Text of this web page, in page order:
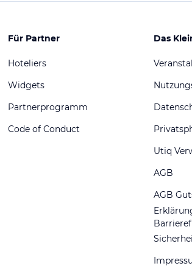
Für Partner
Hoteliers
Widgets
Partnerprogramm
Code of Conduct
Das
Utiq
AGB
AGB